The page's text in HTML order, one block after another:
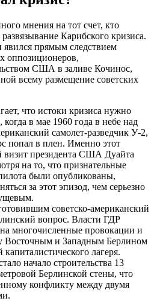
мнения на тот счет, кто
Карибского кризиса.
прямым следствием
оппозиционеров,
США в заливе Кочинос,
всему размещение советских
что истоки кризиса нужно
в мае 1960 года в небе над
самолет-разведчик У-2,
попал в плен. Именно этот
визит президента США Дуайта
на то, что признательные
были опубликованы,
за этот эпизод, чем серьезно
советско-американский
вопрос. Власти ГДР
многочисленные провокации и
Восточным и Западным Берлином
лагеря.
начало строительства 13
Берлинской стены, что
конфликту между двумя